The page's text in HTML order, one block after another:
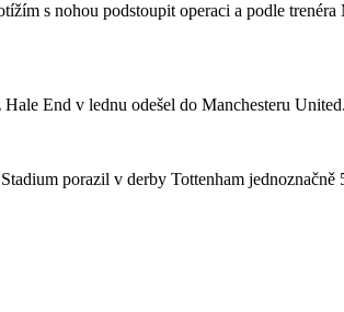
s nohou podstoupit operaci a podle
End v lednu odešel do Manchesteru United.
porazil v derby Tottenham